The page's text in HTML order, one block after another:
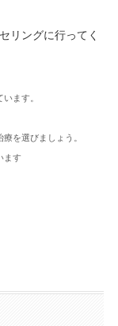
リングに行ってく
ます。
を選びましょう。
ます